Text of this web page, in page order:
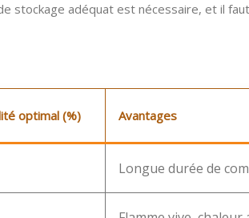
stockage adéquat est nécessaire, et il
optimal (%) Avantages
Longue durée de